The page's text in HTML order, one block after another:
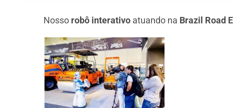
Nosso robô interativo atuando na Brazil Road